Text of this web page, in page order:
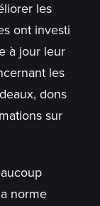
les
ont investi
à jour leur
les
dons
sur
norme